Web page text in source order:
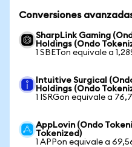
Conversiones
SharpLink Gaming
Holdings (Ondo
1 SBETon equivale a
Intuitive Surgical
Holdings (Ondo
1 ISRGon equivale a
AppLovin (Ondo
Tokenized)
1 APPon equivale a